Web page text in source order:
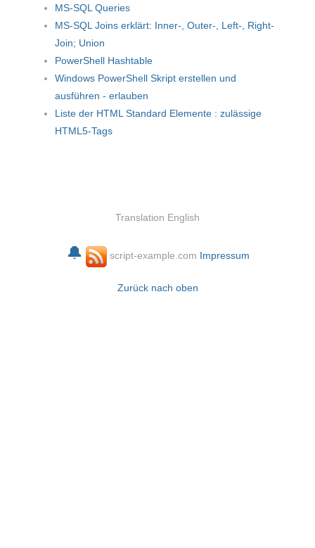
MS-SQL Queries
MS-SQL Joins erklärt: Inner-, Outer-, Left-, Right-
Join; Union
PowerShell Hashtable
Windows PowerShell Skript erstellen und
ausführen - erlauben
Liste der HTML Standard Elemente : zulässige
HTML5-Tags
Translation English
🔔 script-example.com Impressum
Zurück nach oben